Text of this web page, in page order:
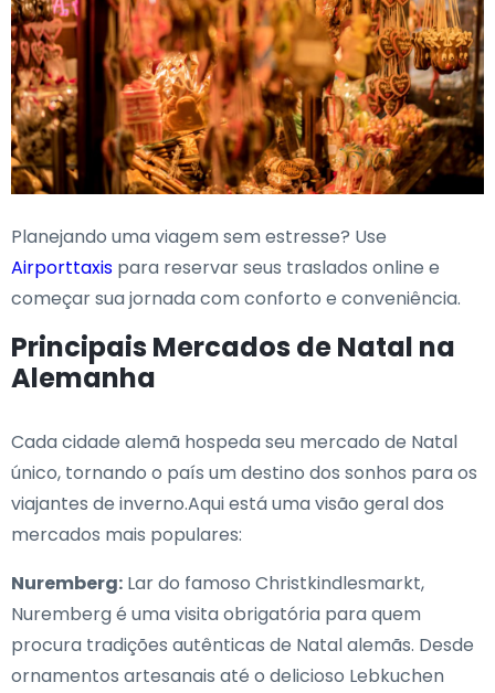
Planejando uma viagem sem estresse? Use
Airporttaxis para reservar seus traslados online e
começar sua jornada com conforto e conveniência.
Principais Mercados de Natal na
Alemanha
Cada cidade alemã hospeda seu mercado de Natal
único, tornando o país um destino dos sonhos para os
viajantes de inverno.Aqui está uma visão geral dos
mercados mais populares:
Nuremberg: Lar do famoso Christkindlesmarkt,
Nuremberg é uma visita obrigatória para quem
procura tradições autênticas de Natal alemãs. Desde
ornamentos artesanais até o delicioso Lebkuchen